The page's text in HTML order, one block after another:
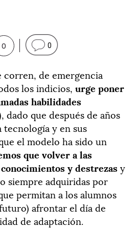
0 0
corren, de emergencia
los indicios, urge poner
habilidades
dado que después de años
tecnología y en sus
el modelo ha sido un
que volver a las
y destrezasy
siempre adquiridas por
permitan a los alumnos
afrontar el día de
de adaptación.